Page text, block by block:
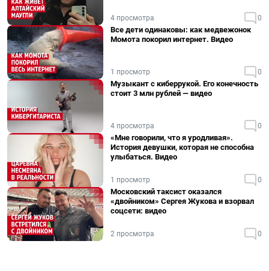
4 просмотра 0
Все дети одинаковы: как медвежонок
Момота покорил интернет. Видео
1 просмотр 0
Музыкант с киберрукой. Его конечность
стоит 3 млн рублей — видео
4 просмотра 0
«Мне говорили, что я уродливая».
История девушки, которая не способна
улыбаться. Видео
1 просмотр 0
Московский таксист оказался
«двойником» Сергея Жукова и взорвал
соцсети: видео
2 просмотра 0